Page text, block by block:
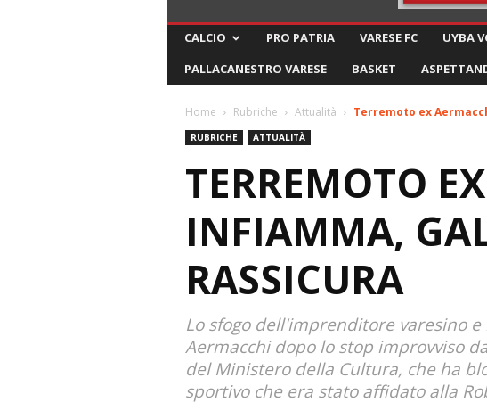
CALCIO PRO PATRIA VARESE FC UYBA
PALLACANESTRO VARESE
BASKET
Home Rubriche Attualità Terremoto ex
RUBRICHE ATTUALITÀ
TERREMOTO
INFIAMMA,
RASSICURA
Lo sfogo dell'imprenditore varesino
Aermacchi dopo lo stop improvviso
del Ministero della Cultura, che ha
sportivo che era stato affidato alla